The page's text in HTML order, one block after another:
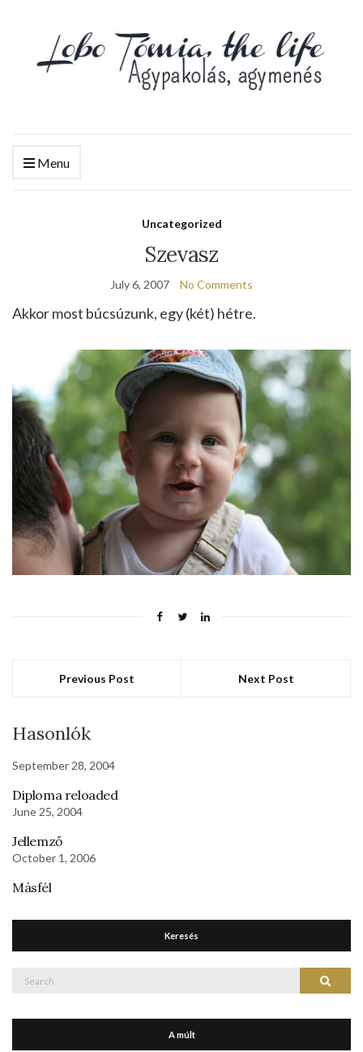
Menu
Uncategorized
Szevasz
July 6, 2007 No Comments
Akkor most búcsúzunk, egy (két) hétre.
Previous Post Next Post
Hasonlók
September 28, 2004
Diploma reloaded
June 25, 2004
Jellemző
October 1, 2006
Másfél
Keresés
Search
A múlt